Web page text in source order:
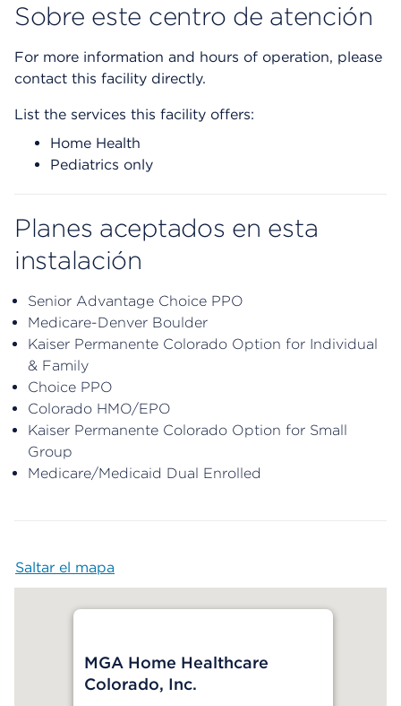
Sobre este centro de atención
For more information and hours of operation, please
contact this facility directly.
List the services this facility offers:
Home Health
Pediatrics only
Planes aceptados en esta
instalación
Senior Advantage Choice PPO
Medicare-Denver Boulder
Kaiser Permanente Colorado Option for Individual
& Family
Choice PPO
Colorado HMO/EPO
Kaiser Permanente Colorado Option for Small
Group
Medicare/Medicaid Dual Enrolled
Saltar el mapa
MGA Home Healthcare
Colorado, Inc.